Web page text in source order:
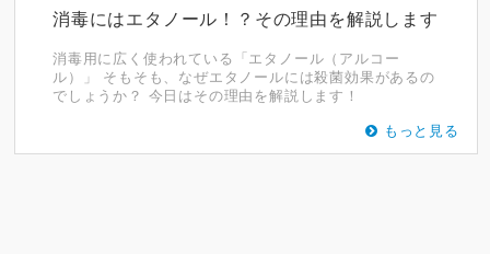
消毒にはエタノール！？その理由を解説します
消毒用に広く使われている「エタノール（アルコー
ル）」 そもそも、なぜエタノールには殺菌効果があるの
でしょうか？ 今日はその理由を解説します！
もっと見る